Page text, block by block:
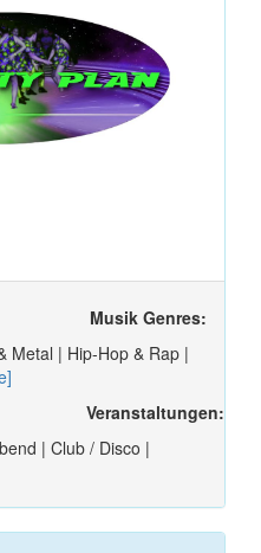
Musik Genres:
Metal | Hip-Hop & Rap |
Veranstaltungen:
| Club / Disco |